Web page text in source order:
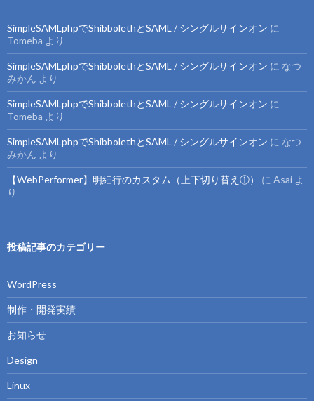
SimpleSAMLphpでShibbolethとSAML / シングルサインオン に
Tomeba より
SimpleSAMLphpでShibbolethとSAML / シングルサインオン に なつ
みかん より
SimpleSAMLphpでShibbolethとSAML / シングルサインオン に
Tomeba より
SimpleSAMLphpでShibbolethとSAML / シングルサインオン に なつ
みかん より
【WebPerformer】明細行のカスタム（上下切り替え①） に Asai よ
り
投稿記事のカテゴリー
WordPress
制作・開発実績
お知らせ
Design
Linux